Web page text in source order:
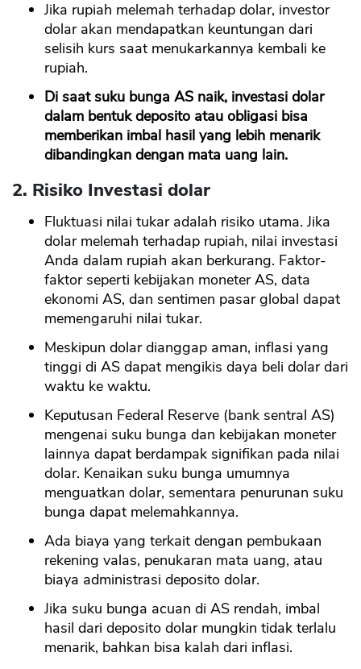
Jika rupiah melemah terhadap dolar, investor
dolar akan mendapatkan keuntungan dari
selisih kurs saat menukarkannya kembali ke
rupiah.
Di saat suku bunga AS naik, investasi dolar
dalam bentuk deposito atau obligasi bisa
memberikan imbal hasil yang lebih menarik
dibandingkan dengan mata uang lain.
2. Risiko Investasi dolar
Fluktuasi nilai tukar adalah risiko utama. Jika
dolar melemah terhadap rupiah, nilai investasi
Anda dalam rupiah akan berkurang. Faktor-
faktor seperti kebijakan moneter AS, data
ekonomi AS, dan sentimen pasar global dapat
memengaruhi nilai tukar.
Meskipun dolar dianggap aman, inflasi yang
tinggi di AS dapat mengikis daya beli dolar dari
waktu ke waktu.
Keputusan Federal Reserve (bank sentral AS)
mengenai suku bunga dan kebijakan moneter
lainnya dapat berdampak signifikan pada nilai
dolar. Kenaikan suku bunga umumnya
menguatkan dolar, sementara penurunan suku
bunga dapat melemahkannya.
Ada biaya yang terkait dengan pembukaan
rekening valas, penukaran mata uang, atau
biaya administrasi deposito dolar.
Jika suku bunga acuan di AS rendah, imbal
hasil dari deposito dolar mungkin tidak terlalu
menarik, bahkan bisa kalah dari inflasi.